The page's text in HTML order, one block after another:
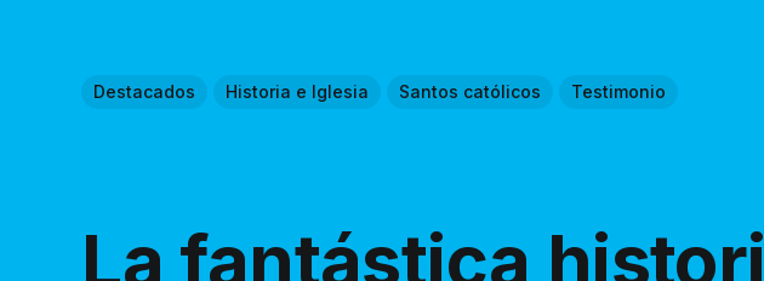
Destacados Historia e Iglesia Santos católicos Testimonio
La fantástica